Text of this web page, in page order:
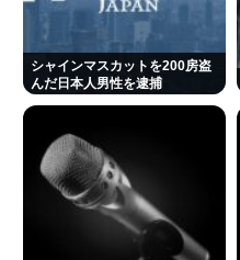
シャインマスカットを200房盗
んだ日本人男性を逮捕